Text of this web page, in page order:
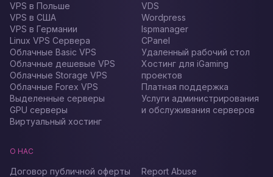
VPS в Польше
VPS в США
VPS в Германии
Linux VPS Сервера
Облачные Basic VPS
Облачные дешевые VPS
Облачные Storage VPS
Облачные Forex VPS
Выделенные серверы
GPU серверы
Виртуальный хостинг
VDS
Wordpress
Ispmanager
CPanel
Удаленный рабочий стол
Хостинг для iGaming
проектов
Платная поддержка
Услуги администрирования
и обслуживания серверов
О НАС
Договор публичной оферты
Report Abuse